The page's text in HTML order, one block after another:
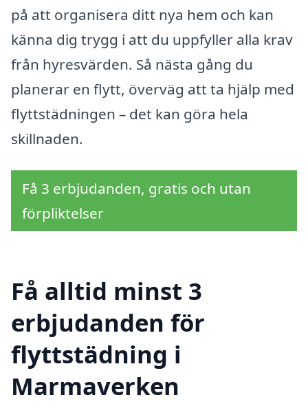
på att organisera ditt nya hem och kan
känna dig trygg i att du uppfyller alla krav
från hyresvärden. Så nästa gång du
planerar en flytt, överväg att ta hjälp med
flyttstädningen – det kan göra hela
skillnaden.
Få 3 erbjudanden, gratis och utan
förpliktelser
Få alltid minst 3
erbjudanden för
flyttstädning i
Marmaverken